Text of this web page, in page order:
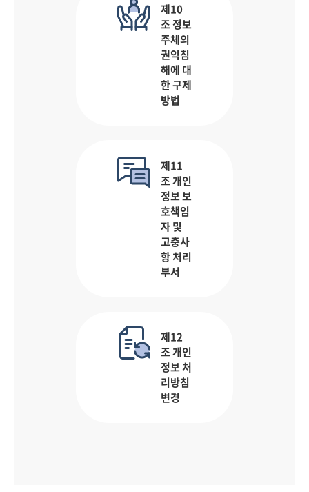
제10
조 정보
주체의
권익침
해에 대
한 구제
방법
제11
조 개인
정보 보
호책임
자 및
고충사
항 처리
부서
제12
조 개인
정보 처
리방침
변경